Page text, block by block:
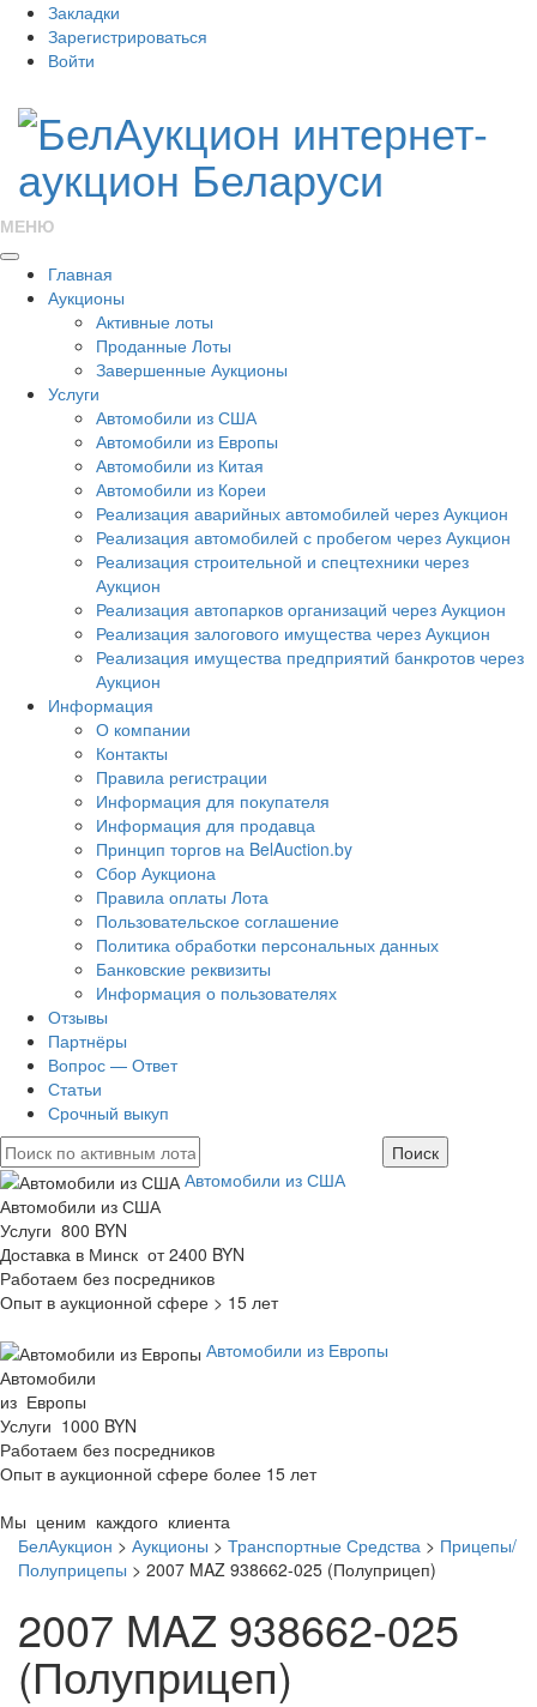
Закладки
Зарегистрироваться
Войти
МЕНЮ
Главная
Аукционы
Активные лоты
Проданные Лоты
Завершенные Аукционы
Услуги
Автомобили из США
Автомобили из Европы
Автомобили из Китая
Автомобили из Кореи
Реализация аварийных автомобилей через Аукцион
Реализация автомобилей с пробегом через Аукцион
Реализация строительной и спецтехники через
Аукцион
Реализация автопарков организаций через Аукцион
Реализация залогового имущества через Аукцион
Реализация имущества предприятий банкротов через
Аукцион
Информация
О компании
Контакты
Правила регистрации
Информация для покупателя
Информация для продавца
Принцип торгов на BelAuction.by
Сбор Аукциона
Правила оплаты Лота
Пользовательское соглашение
Политика обработки персональных данных
Банковские реквизиты
Информация о пользователях
Отзывы
Партнёры
Вопрос — Ответ
Статьи
Срочный выкуп
Автомобили из США
Автомобили из США
Услуги 800 BYN
Доставка в Минск от 2400 BYN
Работаем без посредников
Опыт в аукционной сфере > 15 лет
Автомобили из Европы
Автомобили
из Европы
Услуги 1000 BYN
Работаем без посредников
Опыт в аукционной сфере более 15 лет
Мы ценим каждого клиента
БелАукцион > Аукционы > Транспортные Средства > Прицепы/
Полуприцепы > 2007 MAZ 938662-025 (Полуприцеп)
2007 MAZ 938662-025
(Полуприцеп)